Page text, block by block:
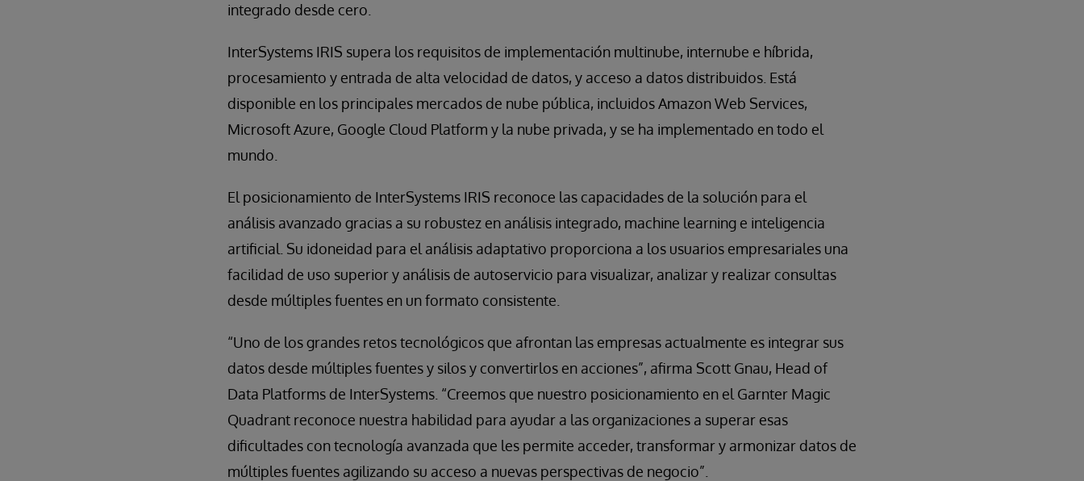
integrado desde cero.
InterSystems IRIS supera los requisitos de implementación multinube, internube e híbrida,
procesamiento y entrada de alta velocidad de datos, y acceso a datos distribuidos. Está
disponible en los principales mercados de nube pública, incluidos Amazon Web Services,
Microsoft Azure, Google Cloud Platform y la nube privada, y se ha implementado en todo el
mundo.
El posicionamiento de InterSystems IRIS reconoce las capacidades de la solución para el
análisis avanzado gracias a su robustez en análisis integrado, machine learning e inteligencia
artificial. Su idoneidad para el análisis adaptativo proporciona a los usuarios empresariales una
facilidad de uso superior y análisis de autoservicio para visualizar, analizar y realizar consultas
desde múltiples fuentes en un formato consistente.
“Uno de los grandes retos tecnológicos que afrontan las empresas actualmente es integrar sus
datos desde múltiples fuentes y silos y convertirlos en acciones”, afirma Scott Gnau, Head of
Data Platforms de InterSystems. “Creemos que nuestro posicionamiento en el Garnter Magic
Quadrant reconoce nuestra habilidad para ayudar a las organizaciones a superar esas
dificultades con tecnología avanzada que les permite acceder, transformar y armonizar datos de
múltiples fuentes agilizando su acceso a nuevas perspectivas de negocio”.